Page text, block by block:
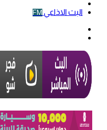
البث الاذاعي FM